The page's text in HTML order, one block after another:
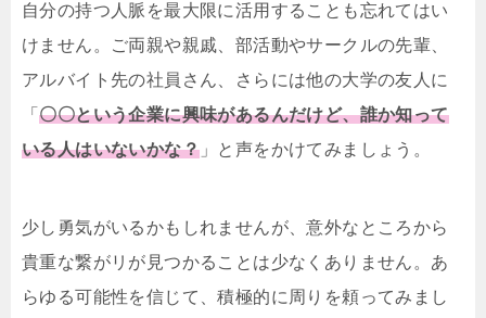
自分の持つ人脈を最大限に活用することも忘れてはい
けません。ご両親や親戚、部活動やサークルの先輩、
アルバイト先の社員さん、さらには他の大学の友人に
「〇〇という企業に興味があるんだけど、誰か知って
いる人はいないかな？ 」と声をかけてみましょう。
少し勇気がいるかもしれませんが、意外なところから
貴重な繋がリが見つかることは少なくありません。あ
らゆる可能性を信じて、積極的に周りを頼ってみまし